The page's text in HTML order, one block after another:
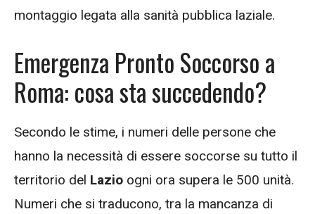
montaggio legata alla sanità pubblica laziale.
Emergenza Pronto Soccorso a
Roma: cosa sta succedendo?
Secondo le stime, i numeri delle persone che
hanno la necessità di essere soccorse su tutto il
territorio del Lazio ogni ora supera le 500 unità.
Numeri che si traducono, tra la mancanza di